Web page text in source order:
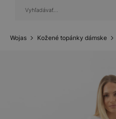
Wojas Kožené topánky dámske